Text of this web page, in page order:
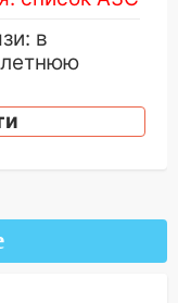
в
в
прав
попала в